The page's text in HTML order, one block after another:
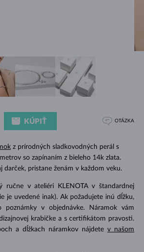
z prírodných sladkovodných perál s
so zapínaním z bieleho 14k zlata.
darček, pristane ženám v každom veku.
ručne v ateliéri KLENOTA v štandardnej
je uvedené inak). Ak požadujete inú dĺžku,
v objednávke. Náramok vám
krabičke a s certifikátom pravosti.
a dĺžkach náramkov nájdete v našom
KÚPIŤ OTÁZKA